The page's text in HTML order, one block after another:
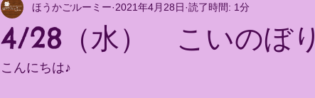
4/28（水） こいのぼり
ほうかごルーミー 2021年4月28日 読了時間: 1分
こんにちは♪